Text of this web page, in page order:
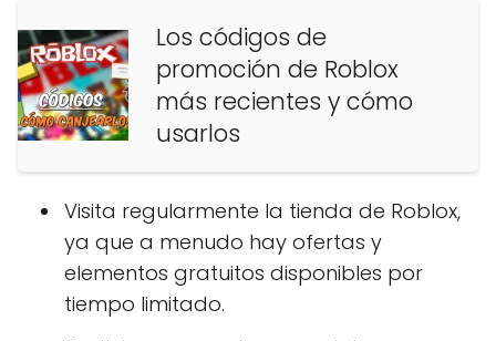
Los códigos de
promoción de Roblox
más recientes y cómo
usarlos
Visita regularmente la tienda de Roblox,
ya que a menudo hay ofertas y
elementos gratuitos disponibles por
tiempo limitado.